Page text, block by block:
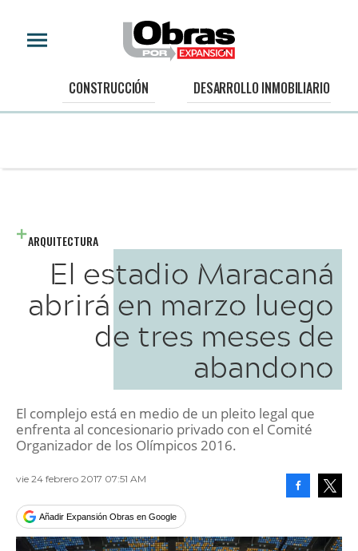
CONSTRUCCIÓN DESARROLLO INMOBILIARIO
ARQUITECTURA
El estadio Maracaná
abrirá en marzo luego
de tres meses de
abandono
El complejo está en medio de un pleito legal que
enfrenta al concesionario privado con el Comité
Organizador de los Olímpicos 2016.
vie 24 febrero 2017 07:51 AM
Añadir Expansión Obras en Google